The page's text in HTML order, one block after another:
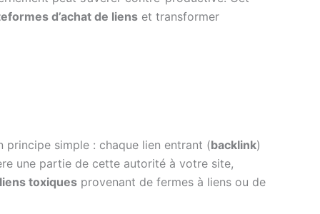
d’achat de liens et transformer
principe simple : chaque lien entrant (backlink)
une partie de cette autorité à votre site,
liens toxiques provenant de fermes à liens ou de